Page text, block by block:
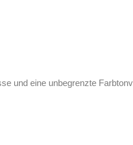
und eine unbegrenzte